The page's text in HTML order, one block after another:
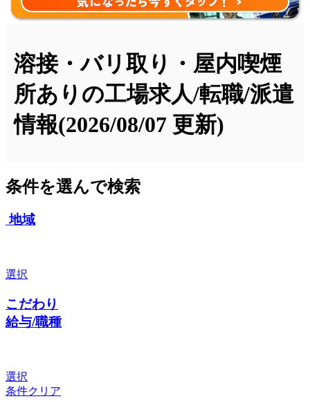
溶接・バリ取り・屋内喫煙
所ありの工場求人/転職/派遣
情報(2026/08/07 更新)
条件を選んで検索
地域
選択
こだわり
給与/職種
選択
条件クリア